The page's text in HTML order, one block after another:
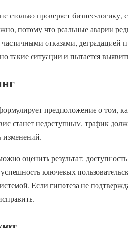
проверяет бизнес-логику,
потому что реальные аварии
отказами, деградацией
такие ситуации и пытается
предположение о том,
станет недоступным, трафик
изменений.
оценить результат: доступность
ключевых
Если гипотеза не